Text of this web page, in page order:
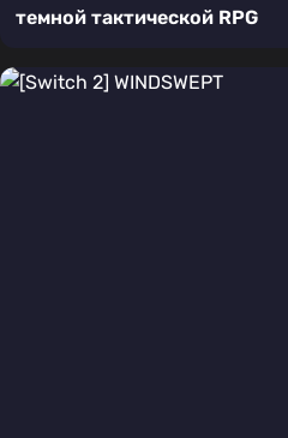
темной тактической RPG